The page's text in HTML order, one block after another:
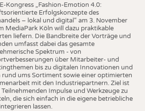
Kongress „Fashion-Emotion 4.0:
Erfolgskonzepte des
– lokal und digital“ am 3. November
MediaPark Köln will dazu praktikable
liefern. Die Bandbreite der Vorträge und
umfasst dabei das gesamte
Spektrum - von
über Mitarbeiter- und
bis zu digitalen Innovationen und
rund ums Sortiment sowie einer optimierten
mit den Industriepartnern. Ziel ist
Teilnehmenden Impulse und Werkzeuge zu
die sich einfach in die eigene betriebliche
lassen.